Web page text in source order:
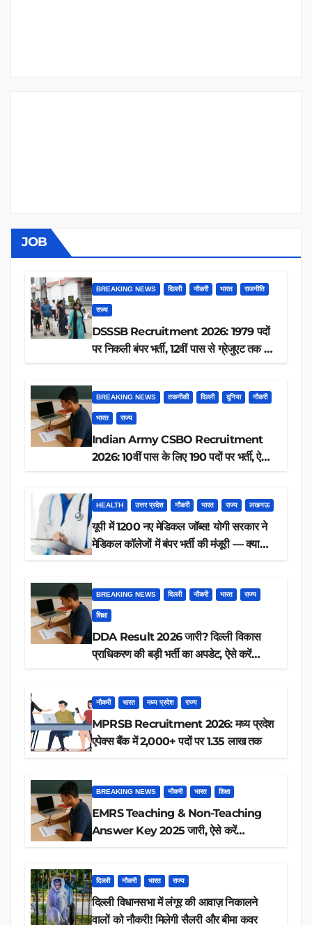
JOB
BREAKING NEWS दिल्ली नौकरी भारत राजनीति
राज्य
DSSSB Recruitment 2026: 1979 पदों
पर निकली बंपर भर्ती, 12वीं पास से ग्रेजुएट तक करें
BREAKING NEWS तकनीकी दिल्ली दुनिया नौकरी
भारत राज्य
Indian Army CSBO Recruitment
2026: 10वीं पास के लिए 190 पदों पर भर्ती, ऐसे
HEALTH उत्तर प्रदेश नौकरी भारत राज्य लखनऊ
यूपी में 1200 नए मेडिकल जॉब्स! योगी सरकार ने
मेडिकल कॉलेजों में बंपर भर्ती की मंजूरी — क्या
BREAKING NEWS दिल्ली नौकरी भारत राज्य
शिक्षा
DDA Result 2026 जारी? दिल्ली विकास
प्राधिकरण की बड़ी भर्ती का अपडेट, ऐसे करें
नौकरी भारत मध्य प्रदेश राज्य
MPRSB Recruitment 2026: मध्य प्रदेश
एपेक्स बैंक में 2,000+ पदों पर 1.35 लाख तक
BREAKING NEWS नौकरी भारत शिक्षा
EMRS Teaching & Non-Teaching
Answer Key 2025 जारी, ऐसे करें
दिल्ली नौकरी भारत राज्य
दिल्ली विधानसभा में लंगूर की आवाज़ निकालने
वालों को नौकरी! मिलेगी सैलरी और बीमा कवर